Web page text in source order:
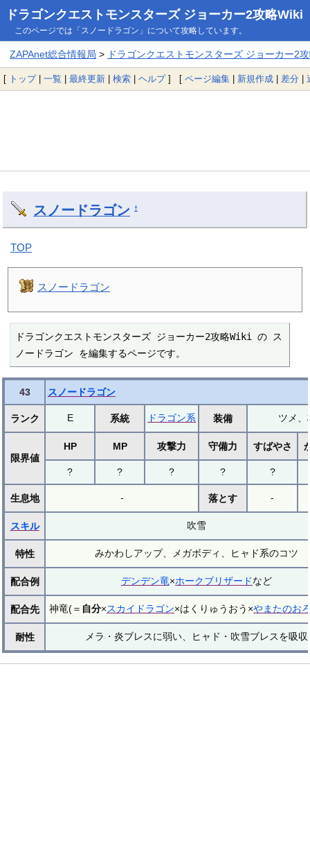
ドラゴンクエストモンスターズ ジョーカー2攻略Wiki
このページでは「スノードラゴン」について攻略しています。
ZAPAnet総合情報局 > ドラゴンクエストモンスターズ ジョーカー2
[ トップ| 一覧 | 最終更新 | 検索 | ヘルプ] [ ページ編集 | 新規作成 | 差分 |
スノードラゴン †
TOP
スノードラゴン
ドラゴンクエストモンスターズ ジョーカー2攻略Wiki の ス
ノードラゴン を編集するページです。
43 スノードラゴン
ランク E 系統 ドラゴン系 装備 ツメ、
限界値
HP MP 攻撃力 守備力 すばやさ
? ? ? ? ?
生息地 - 落とす -
スキル 吹雪
特性 みかわしアップ、メガボディ、ヒャド系のコツ
配合例 デンデン竜×ホークブリザードなど
配合先 神竜(＝ 自分×スカイドラゴン×はくりゅうおう×やまたのお
耐性 メラ・炎ブレスに弱い、ヒャド・吹雪ブレスを吸収